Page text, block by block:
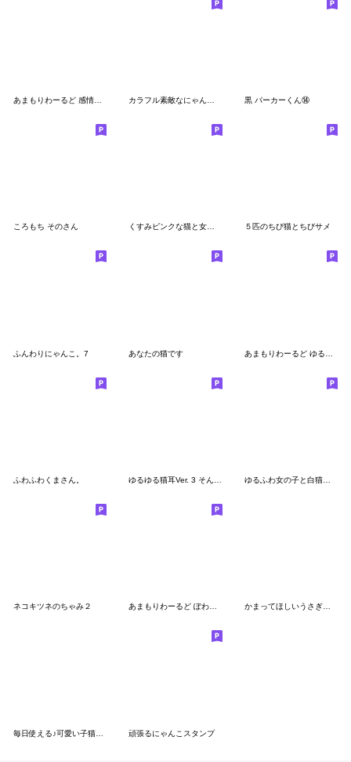
黒 パーカーくん⑭
ころもち そのさん くすみピンクな猫と女の子 ５匹のちび猫とちびサメ
ふんわりにゃんこ。7 あなたの猫です
ふわふわくまさん。 ゆるふわ女の子と白猫ちゃん
ネコキツネのちゃみ２ あまもりわーるど ぽわねこの1日 【ねこ】 かまってほしいうさぎさん2
頑張るにゃんこスタンプ